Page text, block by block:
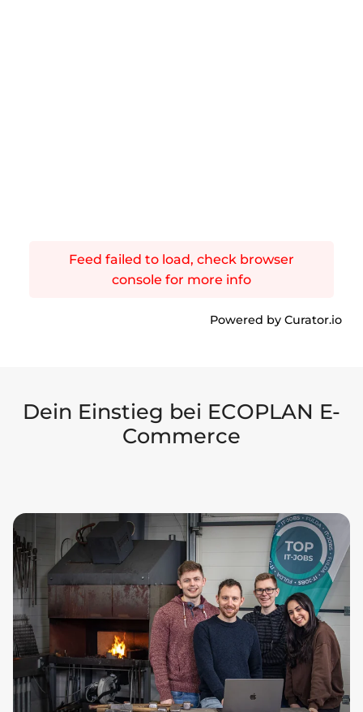
Feed failed to load, check browser
console for more info
Powered by Curator.io
Dein Einstieg bei ECOPLAN E-
Commerce